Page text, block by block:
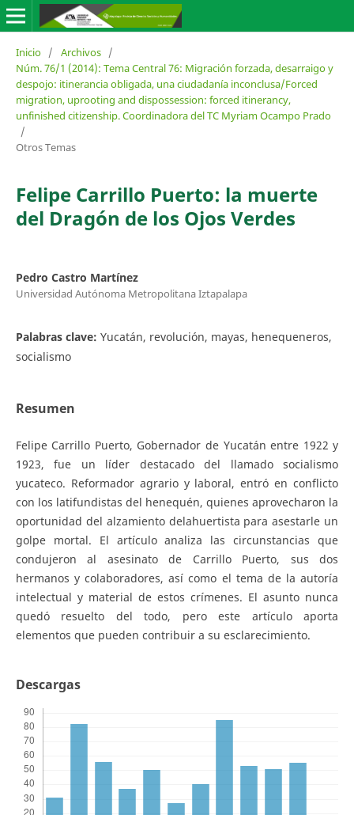
Inicio / Archivos /
Núm. 76/1 (2014): Tema Central 76: Migración forzada, desarraigo y
despojo: itinerancia obligada, una ciudadanía inconclusa/Forced
migration, uprooting and dispossession: forced itinerancy,
unfinished citizenship. Coordinadora del TC Myriam Ocampo Prado
/
Otros Temas
Felipe Carrillo Puerto: la muerte
del Dragón de los Ojos Verdes
Pedro Castro Martínez
Universidad Autónoma Metropolitana Iztapalapa
Palabras clave: Yucatán, revolución, mayas, henequeneros,
socialismo
Resumen
Felipe Carrillo Puerto, Gobernador de Yucatán entre 1922 y
1923, fue un líder destacado del llamado socialismo
yucateco. Reformador agrario y laboral, entró en conflicto
con los latifundistas del henequén, quienes aprovecharon la
oportunidad del alzamiento delahuertista para asestarle un
golpe mortal. El artículo analiza las circunstancias que
condujeron al asesinato de Carrillo Puerto, sus dos
hermanos y colaboradores, así como el tema de la autoría
intelectual y material de estos crímenes. El asunto nunca
quedó resuelto del todo, pero este artículo aporta
elementos que pueden contribuir a su esclarecimiento.
Descargas